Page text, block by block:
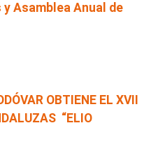
Asamblea Anual de
OBTIENE EL XVII
“ELIO